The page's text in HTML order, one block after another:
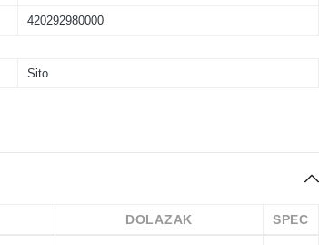
420292980000
Sito
DOLAZAK SPEC